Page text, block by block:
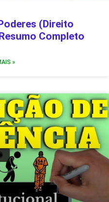
(Direito
Completo
»